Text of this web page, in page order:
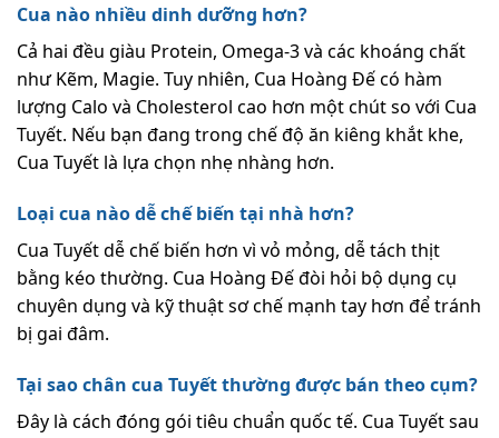
Cua nào nhiều dinh dưỡng hơn?
Cả hai đều giàu Protein, Omega-3 và các khoáng chất
như Kẽm, Magie. Tuy nhiên, Cua Hoàng Đế có hàm
lượng Calo và Cholesterol cao hơn một chút so với Cua
Tuyết. Nếu bạn đang trong chế độ ăn kiêng khắt khe,
Cua Tuyết là lựa chọn nhẹ nhàng hơn.
Loại cua nào dễ chế biến tại nhà hơn?
Cua Tuyết dễ chế biến hơn vì vỏ mỏng, dễ tách thịt
bằng kéo thường. Cua Hoàng Đế đòi hỏi bộ dụng cụ
chuyên dụng và kỹ thuật sơ chế mạnh tay hơn để tránh
bị gai đâm.
Tại sao chân cua Tuyết thường được bán theo cụm?
Đây là cách đóng gói tiêu chuẩn quốc tế. Cua Tuyết sau